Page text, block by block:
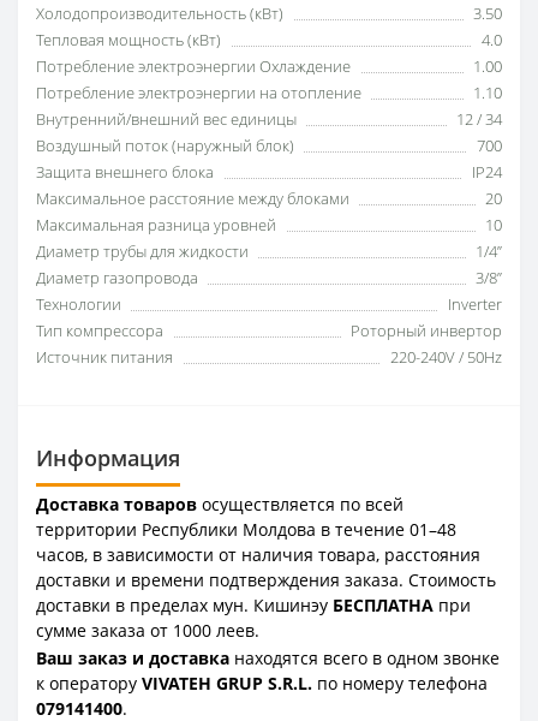
Холодопроизводительность (кВт)
3.50
Тепловая мощность (кВт)
4.0
Потребление электроэнергии Охлаждение
1.00
Потребление электроэнергии на отопление
1.10
Внутренний/внешний вес единицы
12 / 34
Воздушный поток (наружный блок)
700
Защита внешнего блока
IP24
Максимальное расстояние между блоками
20
Максимальная разница уровней
10
Диаметр трубы для жидкости
1/4”
Диаметр газопровода
3/8”
Технологии
Inverter
Тип компрессора
Роторный инвертор
Источник питания
220-240V / 50Hz
Информация
Доставка товаров осуществляется по всей
территории Республики Молдова в течение 01–48
часов, в зависимости от наличия товара, расстояния
доставки и времени подтверждения заказа. Стоимость
доставки в пределах мун. Кишинэу БЕСПЛАТНА при
сумме заказа от 1000 леев.
Ваш заказ и доставка находятся всего в одном звонке
к оператору VIVATEH GRUP S.R.L. по номеру телефона
079141400.